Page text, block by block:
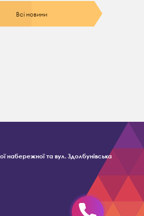
Всі новини
набережної та вул. Здолбунівська